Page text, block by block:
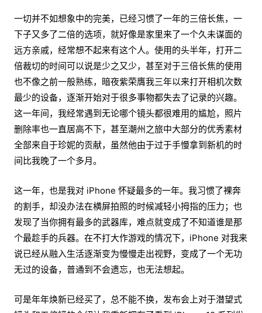
一切并不如想象中的完美，已经习惯了一年的三倍长焦，一
下子又多了二倍的选项，就好像是家里来了一个久未谋面的
远方亲戚，经常想不起来有这个人。使用的头半年，打开二
倍裁切的时间可以说是少之又少，甚至对于三倍长焦的使用
也不像之前一般熟练，暗夜紫荣膺我三年以来打开相机次数
最少的设备，逐渐开始对于很多事物都失去了记录的兴趣。
这一年间，我经常遇到无论哪个镜头都很难用的尴尬，照片
删除率也一直居高不下，甚至潮州之旅中大部分的优秀素材
全部来自于珍妮的贡献，虽然他由于过于手慢拿到新机的时
间比我晚了一个多月。
这一年，也是我对 iPhone 怀疑最多的一年。我习惯了裸奔
的割手，却没办法在横屏拍照的时候减轻小拇指的压力；也
发现了当你拥有最多的武器库，难点就变成了不知道谁是那
个最趁手的兵器。在不打大作游戏的情况下，iPhone 对我来
说已经从融入生活逐渐变为慢慢走出视野，变成了一个无功
无过的设备，普通到不会遗忘，也无法想起。
可是年年焕新已经买了，总不能不换，发布会上对于潜望式